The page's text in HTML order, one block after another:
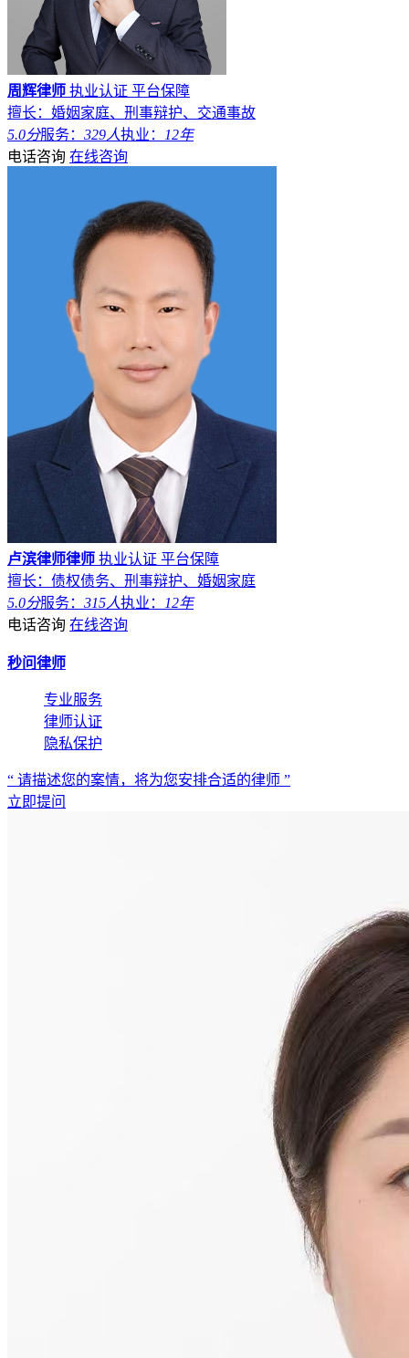
周辉律师 执业认证 平台保障
擅长：婚姻家庭、刑事辩护、交通事故
5.0分服务： 329人执业：
12年
电话咨询 在线咨询
卢滨律师律师 执业认证 平台保障
擅长：债权债务、刑事辩护、婚姻家庭
5.0分服务： 315人执业：
12年
电话咨询 在线咨询
秒问律师
专业服务
律师认证
隐私保护
“ 请描述您的案情，将为您安排合适的律师 ”
立即提问